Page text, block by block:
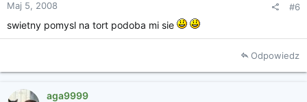
Maj 5, 2008 #6
swietny pomysl na tort podoba mi sie
Odpowiedz
aga9999